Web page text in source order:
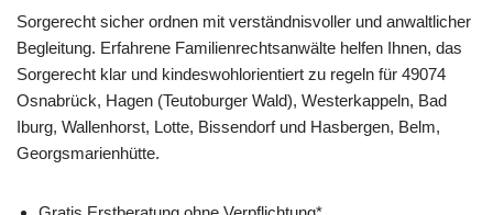
Sorgerecht sicher ordnen mit verständnisvoller und anwaltlicher
Begleitung. Erfahrene Familienrechtsanwälte helfen Ihnen, das
Sorgerecht klar und kindeswohlorientiert zu regeln für 49074
Osnabrück, Hagen (Teutoburger Wald), Westerkappeln, Bad
Iburg, Wallenhorst, Lotte, Bissendorf und Hasbergen, Belm,
Georgsmarienhütte.